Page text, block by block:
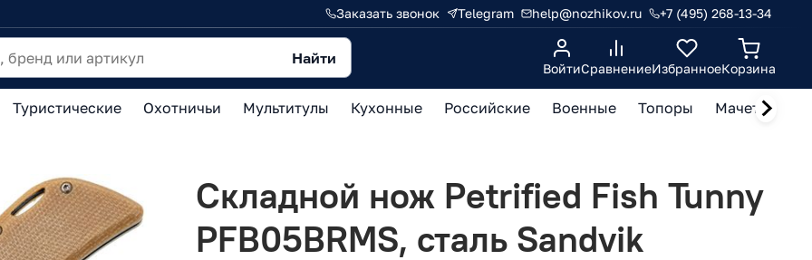
Заказать звонок Telegram help@nozhikov.ru +7 (495) 268-13-34
Найти
ВойтиСравнениеИзбранноеКорзина
Туристические Охотничьи Мультитулы Кухонные Российские Военные Топоры Мачете,
Складной нож Petrified Fish Tunny
PFB05BRMS, сталь Sandvik